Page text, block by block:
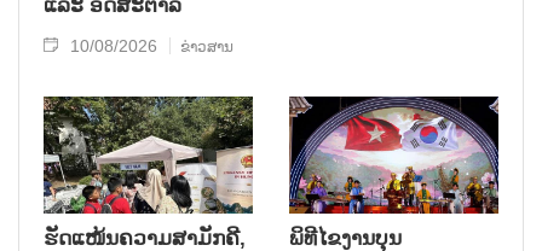
ແລະ ອົດສະຕາລີ
10/08/2026 ຂ່າວສານ
ຮັດແໜ້ນຄວາມສາມັກຄີ,
ພິທີໄຂງານບຸນ